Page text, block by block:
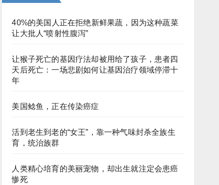
40%的美国人正在拒绝新鲜果蔬，因为这种蔬菜
让大批人“喷射性腹泻”
让猴子死亡的基因疗法却被用给了孩子，患者四
天后死亡：一场悲剧如何让基因治疗领域停滞十
年
美国鲶鱼，正在传染癌症
活到老生到老的“女王”，靠一种气味封杀全族生
育，统治族群
人类精心培育的美丽宠物，却出生就注定会患癌
惨死